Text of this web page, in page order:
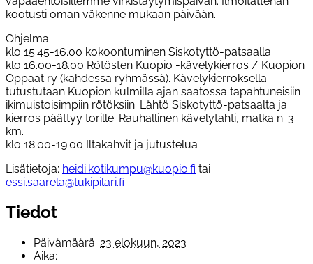
kootusti oman väkenne mukaan päivään.
Ohjelma
klo 15.45-16.00 kokoontuminen Siskotyttö-patsaalla
klo 16.00-18.00 Rötösten Kuopio -kävelykierros / Kuopion
Oppaat ry (kahdessa ryhmässä). Kävelykierroksella
tutustutaan Kuopion kulmilla ajan saatossa tapahtuneisiin
ikimuistoisimpiin rötöksiin. Lähtö Siskotyttö-patsaalta ja
kierros päättyy torille. Rauhallinen kävelytahti, matka n. 3
km.
klo 18.00-19.00 Iltakahvit ja jutustelua
Lisätietoja: heidi.kotikumpu@kuopio.fi tai
essi.saarela@tukipilari.fi
Tiedot
Päivämäärä: 23 elokuun, 2023
Aika: